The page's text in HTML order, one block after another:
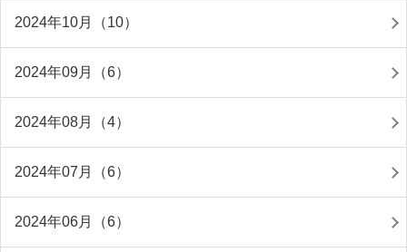
2024年10月（10）
2024年09月（6）
2024年08月（4）
2024年07月（6）
2024年06月（6）